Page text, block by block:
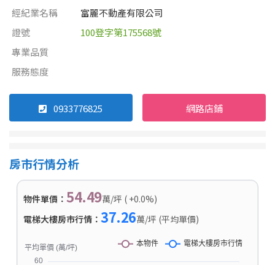
經紀業名稱
富麗不動產有限公司
證號
100登字第175568號
專業品質
服務態度
0933776825 網路店鋪
房市行情分析
物件單價： 54.49萬/坪 ( +0.0%)
電梯大樓房市行情： 37.26萬/坪 (平均單價)